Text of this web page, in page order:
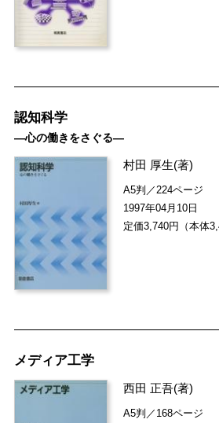
認知科学
―心の働きをさぐる―
村田 厚生(著)
A5判／224ページ
1997年04月10日
定価3,740円（本体
メディア工学
西田 正吾(著)
A5判／168ページ